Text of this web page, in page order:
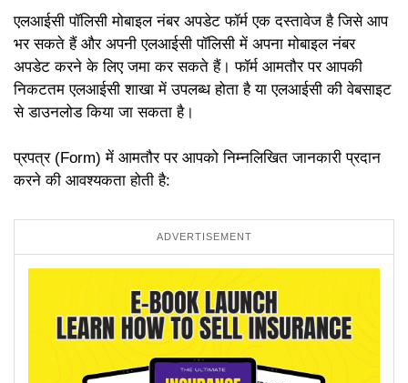
एलआईसी पॉलिसी मोबाइल नंबर अपडेट फॉर्म एक दस्तावेज है जिसे आप
भर सकते हैं और अपनी एलआईसी पॉलिसी में अपना मोबाइल नंबर
अपडेट करने के लिए जमा कर सकते हैं। फॉर्म आमतौर पर आपकी
निकटतम एलआईसी शाखा में उपलब्ध होता है या एलआईसी की वेबसाइट
से डाउनलोड किया जा सकता है।
प्रपत्र (Form) में आमतौर पर आपको निम्नलिखित जानकारी प्रदान
करने की आवश्यकता होती है:
ADVERTISEMENT